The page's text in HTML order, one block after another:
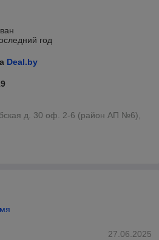
год
Deal.by
д. 30 оф. 2-6 (район АП №6),
27.06.2025